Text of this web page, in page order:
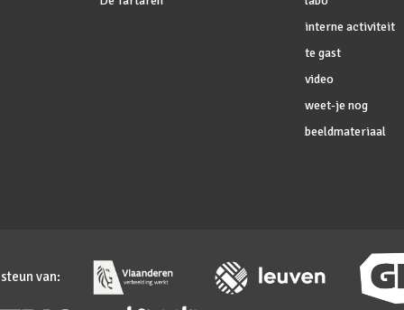
interne activiteit
te gast
video
weet-je nog
beeldmateriaal
van: